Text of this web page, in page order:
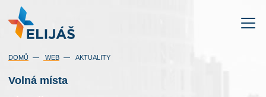
DOMŮ WEB AKTUALITY
Volná místa